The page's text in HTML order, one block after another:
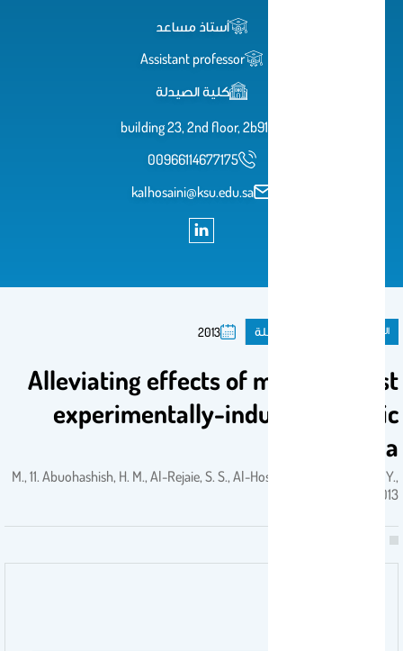
أستاذ مساعد
Assistant professor
كلية الصيدلة
building 23, 2nd floor, 2b91
00966114677175
kalhosaini@ksu.edu.sa
المنشورات مقال فى مجلة 2013
Alleviating effects of morin against
experimentally-induced diabetic
osteopenia.
M., 11. Abuohashish, H. M., Al-Rejaie, S. S., Al-Hosaini, K. A., Parmar, M. Y.,
& Ahmed, M. . 2013